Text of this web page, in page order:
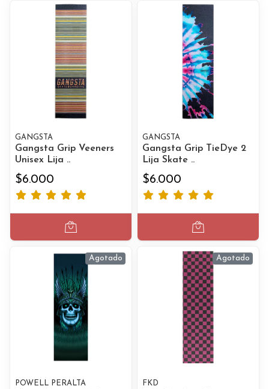
GANGSTA
Gangsta Grip Veeners
Unisex Lija ..
$6.000
GANGSTA
Gangsta Grip TieDye 2
Lija Skate ..
$6.000
Agotado
POWELL PERALTA
Agotado
FKD